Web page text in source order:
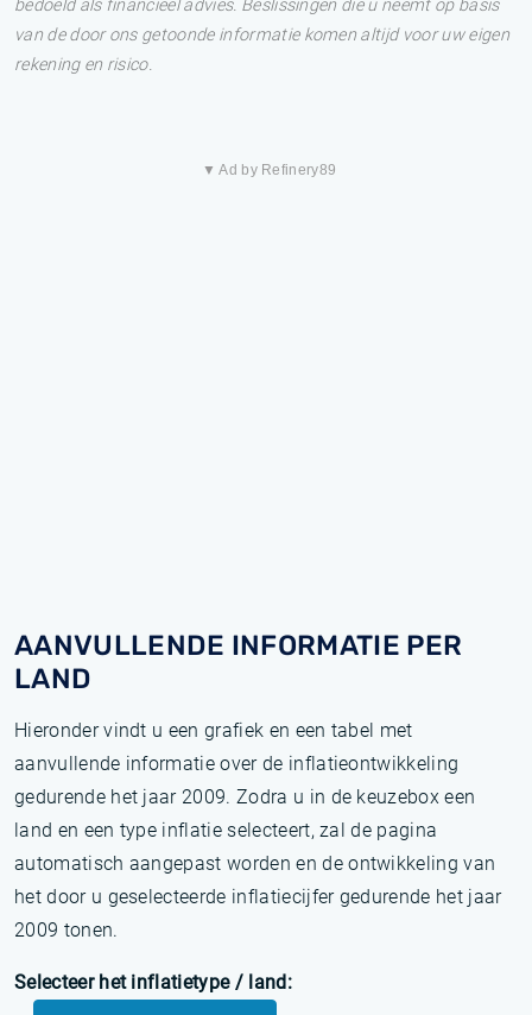
bedoeld als financieel advies. Beslissingen die u neemt op basis
van de door ons getoonde informatie komen altijd voor uw eigen
rekening en risico.
▼ Ad by Refinery89
AANVULLENDE INFORMATIE PER
LAND
Hieronder vindt u een grafiek en een tabel met
aanvullende informatie over de inflatieontwikkeling
gedurende het jaar 2009. Zodra u in de keuzebox een
land en een type inflatie selecteert, zal de pagina
automatisch aangepast worden en de ontwikkeling van
het door u geselecteerde inflatiecijfer gedurende het jaar
2009 tonen.
Selecteer het inflatietype / land: